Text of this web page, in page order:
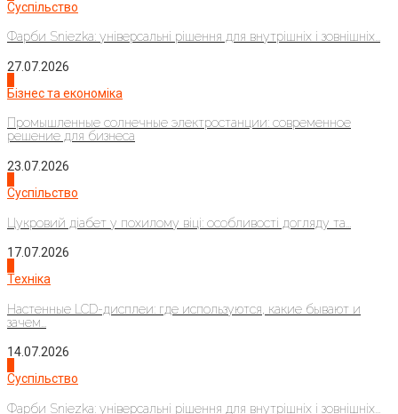
Суспільство
Фарби Sniezka: універсальні рішення для внутрішніх і зовнішніх...
27.07.2026
Бізнес та економіка
Промышленные солнечные электростанции: современное
решение для бизнеса
23.07.2026
Суспільство
Цукровий діабет у похилому віці: особливості догляду та...
17.07.2026
Техніка
Настенные LCD-дисплеи: где используются, какие бывают и
зачем...
14.07.2026
Суспільство
Фарби Sniezka: універсальні рішення для внутрішніх і зовнішніх...